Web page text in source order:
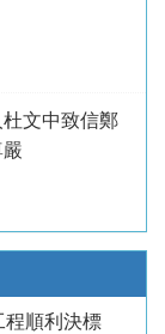
文中致信鄭
程順利決標